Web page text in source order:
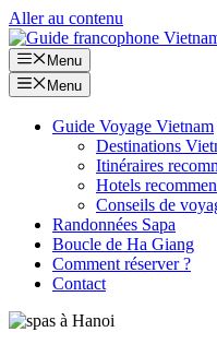
Aller au contenu
Menu
Menu
Guide Voyage Vietnam
Destinations
Itinéraires
Hotels
Conseils de
Randonnées Sapa
Boucle de Ha Giang
Comment réserver ?
Contact